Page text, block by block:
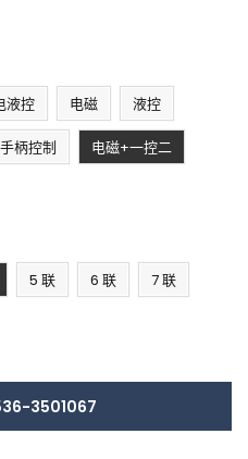
液控 电磁 液控
柄控制 电磁+一控二
5 联 6 联 7 联
3501067